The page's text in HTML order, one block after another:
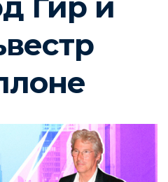
Гир и